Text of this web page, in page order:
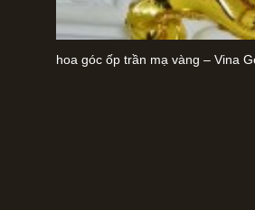
hoa góc ốp trần mạ vàng – Vina